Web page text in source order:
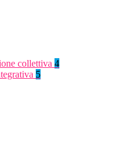
collettiva 4
5